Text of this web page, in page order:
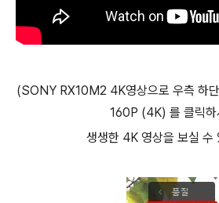
(SONY RX10M2 4K영상으로 우측 하
160P (4K) 를 클릭하
생생한 4K 영상을 보실 수